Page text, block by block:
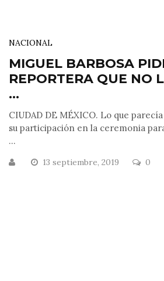
NACIONAL
MIGUEL BARBOSA
REPORTERA QUE NO
...
CIUDAD DE MÉXICO. Lo que
su participación en la ceremonia
...
13 septiembre, 2019 0